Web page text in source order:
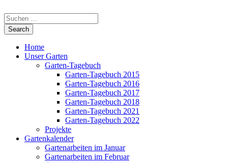
Home
Unser Garten
Garten-Tagebuch
Garten-Tagebuch 2015
Garten-Tagebuch 2016
Garten-Tagebuch 2017
Garten-Tagebuch 2018
Garten-Tagebuch 2021
Garten-Tagebuch 2022
Projekte
Gartenkalender
Gartenarbeiten im Januar
Gartenarbeiten im Februar